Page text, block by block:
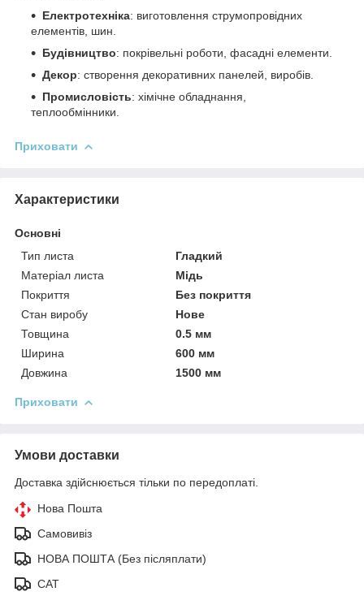
Електротехніка: виготовлення струмопровідних
елементів, шин.
Будівництво: покрівельні роботи, фасадні елементи.
Декор: створення декоративних панелей, виробів.
Промисловість: хімічне обладнання,
теплообмінники.
Приховати
Характеристики
Основні
Тип листа
Гладкий
Матеріал листа
Мідь
Покриття
Без покриття
Стан виробу
Нове
Товщина
0.5 мм
Ширина
600 мм
Довжина
1500 мм
Приховати
Умови доставки
Доставка здійснюється тільки по передоплаті.
Нова Пошта
Самовивіз
НОВА ПОШТА (Без післяплати)
САТ